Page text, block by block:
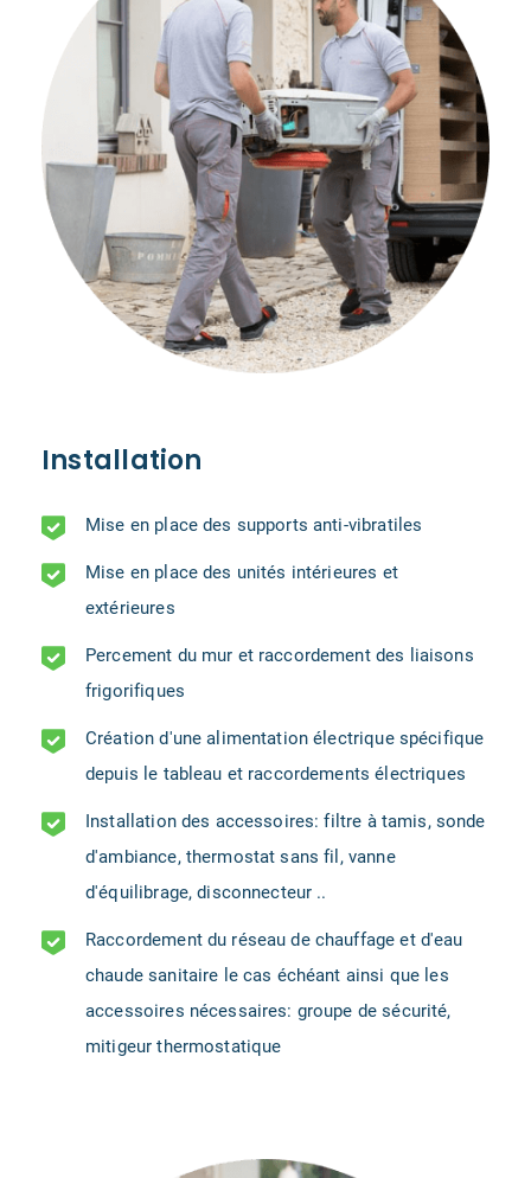
Installation
Mise en place des supports anti-vibratiles
Mise en place des unités intérieures et
extérieures
Percement du mur et raccordement des liaisons
frigorifiques
Création d'une alimentation électrique spécifique
depuis le tableau et raccordements électriques
Installation des accessoires: filtre à tamis, sonde
d'ambiance, thermostat sans fil, vanne
d'équilibrage, disconnecteur ..
Raccordement du réseau de chauffage et d'eau
chaude sanitaire le cas échéant ainsi que les
accessoires nécessaires: groupe de sécurité,
mitigeur thermostatique